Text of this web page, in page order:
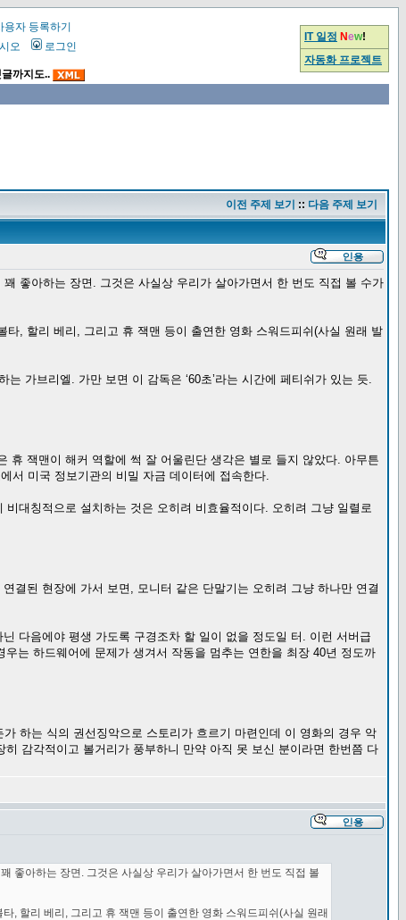
용자 등록하기
오 로그인
까지도..
IT 일정 New!
자동화 프로젝트
이전 주제 보기 :: 다음 주제 보기
좋아하는 장면. 그것은 사실상 우리가 살아가면서 한 번도 직접 볼 수가
, 할리 베리, 그리고 휴 잭맨 등이 출연한 영화 스워드피쉬(사실 원래 발
가브리엘. 가만 보면 이 감독은 ‘60초’라는 시간에 페티쉬가 있는 듯.
휴 잭맨이 해커 역할에 썩 잘 어울린단 생각은 별로 들지 않았다. 아무튼
서 미국 정보기관의 비밀 자금 데이터에 접속한다.
대칭적으로 설치하는 것은 오히려 비효율적이다. 오히려 그냥 일렬로
결된 현장에 가서 보면, 모니터 같은 단말기는 오히려 그냥 하나만 연결
다음에야 평생 가도록 구경조차 할 일이 없을 정도일 터. 이런 서버급
는 하드웨어에 문제가 생겨서 작동을 멈추는 연한을 최장 40년 정도까
하는 식의 권선징악으로 스토리가 흐르기 마련인데 이 영화의 경우 악
감각적이고 볼거리가 풍부하니 만약 아직 못 보신 분이라면 한번쯤 다
좋아하는 장면. 그것은 사실상 우리가 살아가면서 한 번도 직접 볼
, 할리 베리, 그리고 휴 잭맨 등이 출연한 영화 스워드피쉬(사실 원래